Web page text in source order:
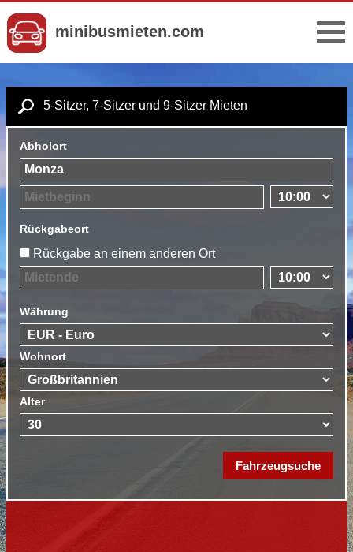
minibusmieten.com
5-Sitzer, 7-Sitzer und 9-Sitzer Mieten
Abholort
Rückgabeort
Rückgabe an einem anderen Ort
Währung
Wohnort
Alter